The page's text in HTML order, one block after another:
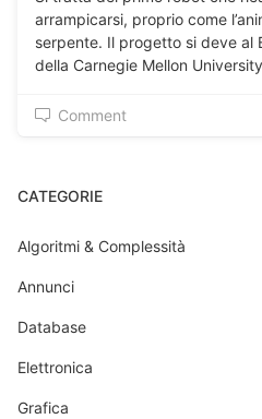
arrampicarsi, proprio come
serpente. Il progetto si deve al
della Carnegie Mellon
Comment
CATEGORIE
Algoritmi & Complessità
Annunci
Database
Elettronica
Grafica